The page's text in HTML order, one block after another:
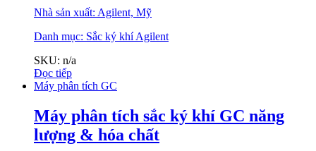
Nhà sản xuất: Agilent, Mỹ
Danh mục: Sắc ký khí Agilent
SKU: n/a
Đọc tiếp
Máy phân tích GC
Máy phân tích sắc ký khí GC năng
lượng & hóa chất